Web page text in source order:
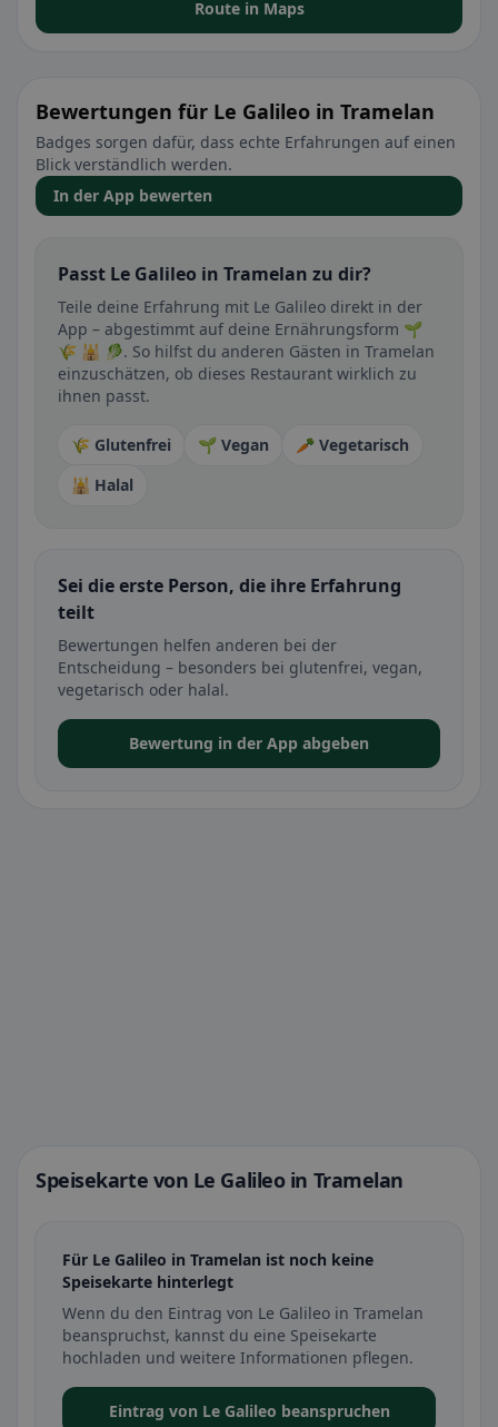
Route in Maps
Bewertungen für Le Galileo in Tramelan
Badges sorgen dafür, dass echte Erfahrungen auf einen
Blick verständlich werden.
In der App bewerten
Passt Le Galileo in Tramelan zu dir?
Teile deine Erfahrung mit Le Galileo direkt in der
App – abgestimmt auf deine Ernährungsform 🌱
🌾 🕌 🥬. So hilfst du anderen Gästen in Tramelan
einzuschätzen, ob dieses Restaurant wirklich zu
ihnen passt.
🌾 Glutenfrei 🌱 Vegan
🥕 Vegetarisch
🕌 Halal
Sei die erste Person, die ihre Erfahrung
teilt
Bewertungen helfen anderen bei der
Entscheidung – besonders bei glutenfrei, vegan,
vegetarisch oder halal.
Bewertung in der App abgeben
Speisekarte von Le Galileo in Tramelan
Für Le Galileo in Tramelan ist noch keine
Speisekarte hinterlegt
Wenn du den Eintrag von Le Galileo in Tramelan
beanspruchst, kannst du eine Speisekarte
hochladen und weitere Informationen pflegen.
Eintrag von Le Galileo beanspruchen